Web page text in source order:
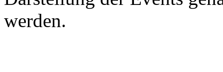
werden.